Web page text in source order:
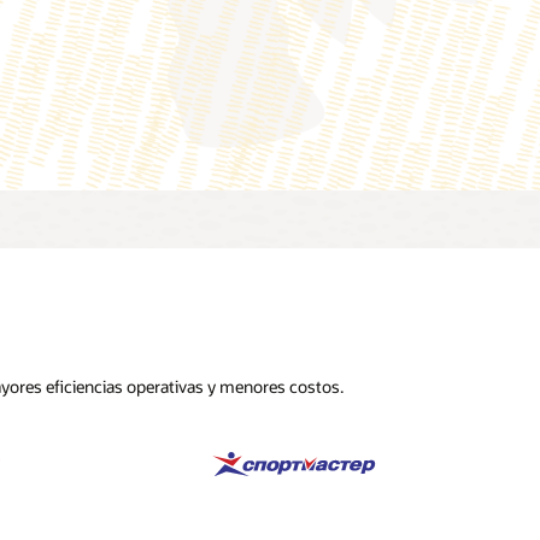
eficiencias operativas y menores costos.